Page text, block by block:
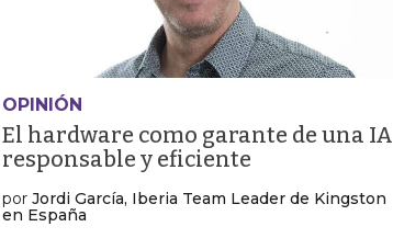
OPINIÓN
El hardware como garante de una IA
responsable y eficiente
por Jordi García, Iberia Team Leader de Kingston
en España